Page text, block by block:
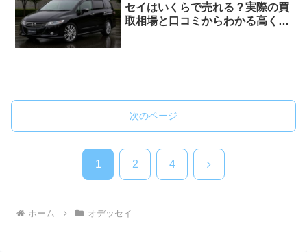
セイはいくらで売れる？実際の買
取相場と口コミからわかる高く売
次のページ
1 2 4 次
ホーム オデッセイ